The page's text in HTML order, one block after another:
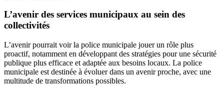
L’avenir des services municipaux au sein des
collectivités
L’avenir pourrait voir la police municipale jouer un rôle plus
proactif, notamment en développant des stratégies pour une sécurité
publique plus efficace et adaptée aux besoins locaux. La police
municipale est destinée à évoluer dans un avenir proche, avec une
multitude de transformations possibles.